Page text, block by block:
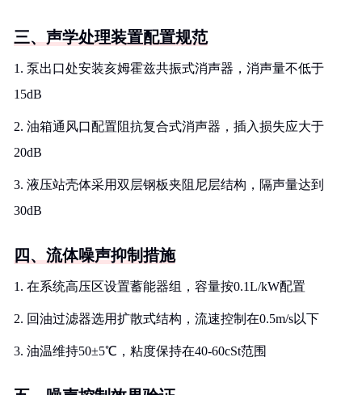
三、声学处理装置配置规范
1. 泵出口处安装亥姆霍兹共振式消声器，消声量不低于
15dB
2. 油箱通风口配置阻抗复合式消声器，插入损失应大于
20dB
3. 液压站壳体采用双层钢板夹阻尼层结构，隔声量达到
30dB
四、流体噪声抑制措施
1. 在系统高压区设置蓄能器组，容量按0.1L/kW配置
2. 回油过滤器选用扩散式结构，流速控制在0.5m/s以下
3. 油温维持50±5℃，粘度保持在40-60cSt范围